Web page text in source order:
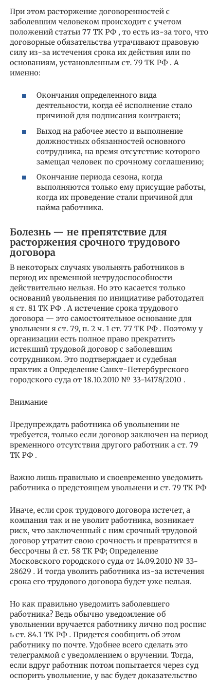
При этом расторжение договоренностей с
заболевшим человеком происходит с учетом
положений статьи 77 ТК РФ , то есть из-за того, что
договорные обязательства утрачивают правовую
силу из-за истечения срока их действия или по
основаниям, установленным ст. 79 ТК РФ . А
именно:
Окончания определенного вида
деятельности, когда её исполнение стало
причиной для подписания контракта;
Выход на рабочее место и выполнение
должностных обязанностей основного
сотрудника, на время отсутствие которого
замещал человек по срочному соглашению;
Окончание периода сезона, когда
выполняются только ему присущие работы,
когда их проведение стали причиной для
найма работника.
Болезнь — не препятствие для
расторжения срочного трудового
договора
В некоторых случаях увольнять работников в
период их временной нетрудоспособности
действительно нельзя. Но это касается только
оснований увольнения по инициативе работодател
я ст. 81 ТК РФ . А истечение срока трудового
договора — это самостоятельное основание для
увольнени я ст. 79, п. 2 ч. 1 ст. 77 ТК РФ . Поэтому у
организации есть полное право прекратить
истекший трудовой договор с заболевшим
сотрудником. Это подтверждает и судебная
практик а Определение Санкт-Петербургского
городского суда от 18.10.2010 № 33-14178/2010 .
Внимание
Предупреждать работника об увольнении не
требуется, только если договор заключен на период
временного отсутствия другого работник а ст. 79
ТК РФ .
Важно лишь правильно и своевременно уведомить
работника о предстоящем увольнени и ст. 79 ТК РФ
Иначе, если срок трудового договора истечет, а
компания так и не уволит работника, возникает
риск, что заключенный с ним срочный трудовой
договор утратит свою срочность и превратится в
бессрочны й ст. 58 ТК РФ; Определение
Московского городского суда от 14.09.2010 № 33-
28629 . И тогда уволить работника из-за истечения
срока его трудового договора будет уже нельзя.
Но как правильно уведомить заболевшего
работника? Ведь обычно уведомление об
увольнении вручается работнику лично под роспис
ь ст. 84.1 ТК РФ . Придется сообщить об этом
работнику по почте. Удобнее всего сделать это
телеграммой с уведомлением о вручении. Тогда,
если вдруг работник потом попытается через суд
оспорить увольнение, у вас будет доказательство